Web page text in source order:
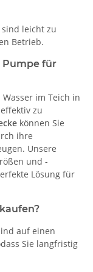
leicht zu
Betrieb.
Pumpe für
im Teich in
zu
können Sie
ihre
Unsere
und -
Lösung für
auf einen
Sie langfristig